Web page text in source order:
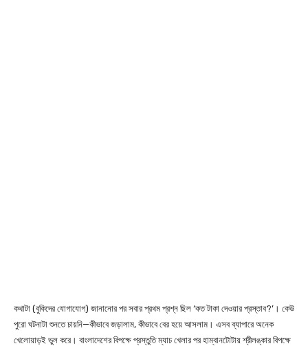
কথাটা (বুকিদের যোগাযোগ) জানানোর পর সবার প্রথম প্রশ্ন ছিল ‘কত টাকা দেওয়ার প্রস্তাব?’। কেউ
পুরো ঘটনাটা শুনতে চায়নি—কীভাবে জড়ালাম, কীভাবে বের হয়ে আসলাম। এসব ব্যাপারে অনেক
খেলোয়াড়ই ভুল করে। বাংলাদেশের বিপক্ষে প্রস্তুতি ম্যাচ খেলার পর হাম্বানটোটায় শ্রীলঙ্কার বিপক্ষে